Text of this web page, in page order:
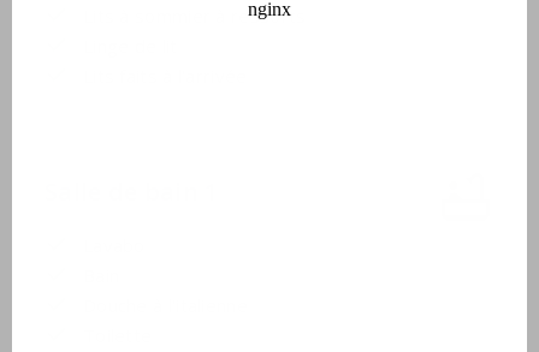
Lits à sommier à ressorts